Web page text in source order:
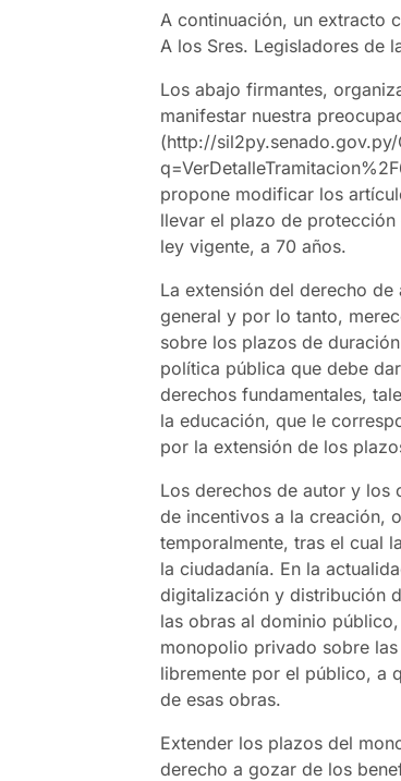
A continuación, un extracto
A los Sres. Legisladores de
Los abajo firmantes,
manifestar nuestra
(http://sil2py.senado.gov.py/
propone modificar los
llevar el plazo de
ley vigente, a 70 años.
La extensión del derecho
general y por lo tanto,
sobre los plazos de
política pública que debe
derechos fundamentales,
la educación, que le
por la extensión de los
Los derechos de autor y los
de incentivos a la creación,
temporalmente, tras el cual
la ciudadanía. En la
digitalización y distribución
las obras al dominio
monopolio privado sobre
libremente por el público, a
de esas obras.
Extender los plazos del
derecho a gozar de los